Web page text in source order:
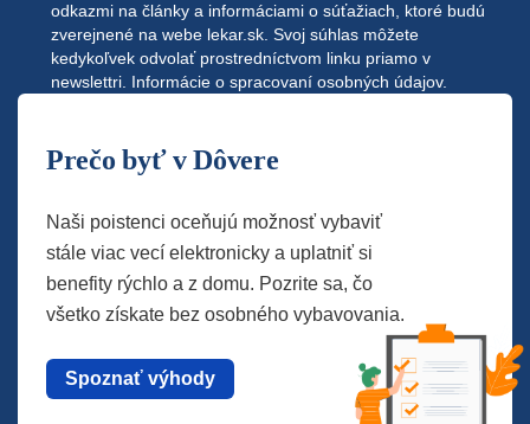
odkazmi na články a informáciami o súťažiach, ktoré budú
zverejnené na webe lekar.sk. Svoj súhlas môžete
kedykoľvek odvolať prostredníctvom linku priamo v
newslettri. Informácie o spracovaní osobných údajov.
Prečo byť v Dôvere
Naši poistenci oceňujú možnosť vybaviť
stále viac vecí elektronicky a uplatniť si
benefity rýchlo a z domu. Pozrite sa, čo
všetko získate bez osobného vybavovania.
Spoznať výhody